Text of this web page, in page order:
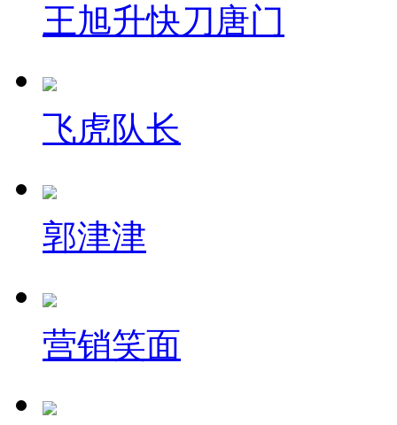
王旭升快刀唐门
飞虎队长
郭津津
营销笑面